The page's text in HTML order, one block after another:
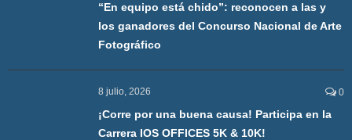
“En equipo está chido”: reconocen a las y
los ganadores del Concurso Nacional de Arte
Fotográfico
8 julio, 2026 0
¡Corre por una buena causa! Participa en la
Carrera IOS OFFICES 5K & 10K!